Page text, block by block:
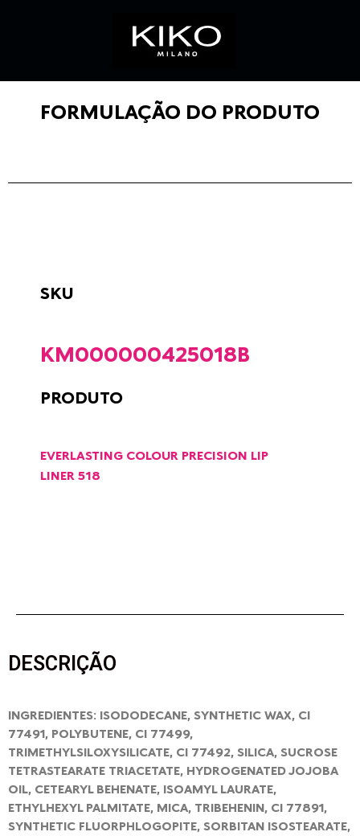
FORMULAÇÃO DO PRODUTO
SKU
KM000000425018B
PRODUTO
EVERLASTING COLOUR PRECISION LIP
LINER 518
DESCRIÇÃO
INGREDIENTES: ISODODECANE, SYNTHETIC WAX, CI
77491, POLYBUTENE, CI 77499,
TRIMETHYLSILOXYSILICATE, CI 77492, SILICA, SUCROSE
TETRASTEARATE TRIACETATE, HYDROGENATED JOJOBA
OIL, CETEARYL BEHENATE, ISOAMYL LAURATE,
ETHYLHEXYL PALMITATE, MICA, TRIBEHENIN, CI 77891,
SYNTHETIC FLUORPHLOGOPITE, SORBITAN ISOSTEARATE,